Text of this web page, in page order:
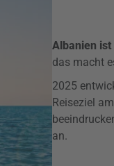
Albanien ist
das macht
2025
Reiseziel
an.